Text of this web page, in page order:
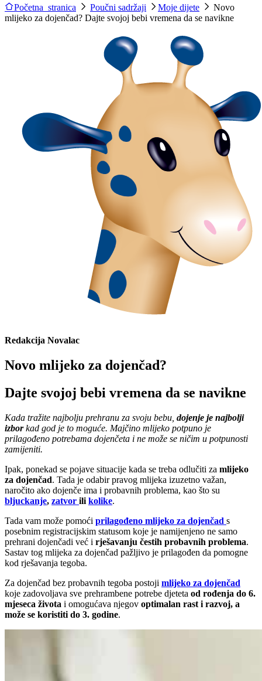
Početna stranica Poučni sadržaji Moje dijete
Novo
mlijeko za dojenčad? Dajte svojoj bebi vremena da se navikne
Redakcija Novalac
Novo mlijeko za dojenčad?
Dajte svojoj bebi vremena da se navikne
Kada tražite najbolju prehranu za svoju bebu, dojenje je najbolji
izborkad god je to moguće. Majčino mlijeko potpuno je
prilagođeno potrebama dojenčeta i ne može se ničim u potpunosti
zamijeniti.
Ipak, ponekad se pojave situacije kada se treba odlučiti za mlijeko
za dojenčad. Tada je odabir pravog mlijeka izuzetno važan,
naročito ako dojenče ima i probavnih problema, kao što su
bljuckanje, zatvor ili kolike.
Tada vam može pomoći prilagođeno mlijeko za dojenčad s
posebnim registracijskim statusom koje je namijenjeno ne samo
prehrani dojenčadi već i rješavanju čestih probavnih problema.
Sastav tog mlijeka za dojenčad pažljivo je prilagođen da pomogne
kod rješavanja tegoba.
Za dojenčad bez probavnih tegoba postoji mlijeko za dojenčad
koje zadovoljava sve prehrambene potrebe djeteta od rođenja do 6.
mjeseca života i omogućava njegov optimalan rast i razvoj, a
može se koristiti do 3. godine.